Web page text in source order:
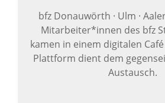
bfz Donauwörth · Ulm ·
Mitarbeiter*innen des bfz
kamen in einem digitalen
Plattform dient dem
Austausch.